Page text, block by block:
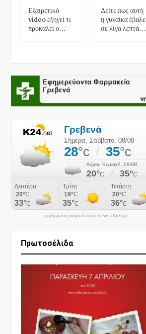
Εξαιρετικό
video εξηγεί τι
προκαλεί ο…
Δείτε πως αυτή
η γυναίκα έβαλε
σε λίγα λεπτά…
πρόγνωση καιρού από το weather.gr
Πρωτοσέλιδα